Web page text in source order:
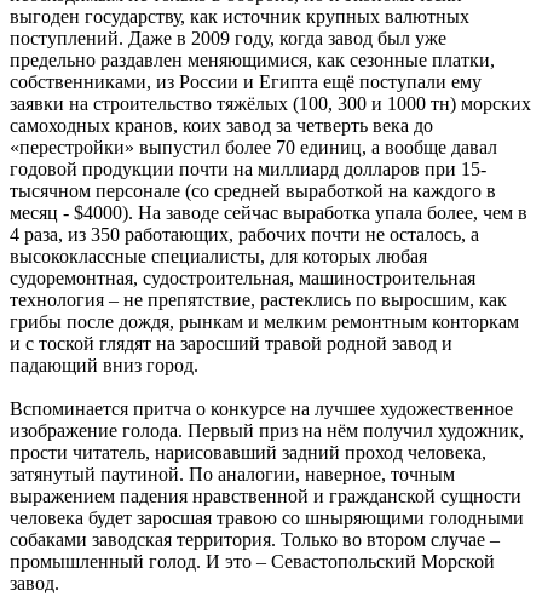
выгоден государству, как источник крупных валютных
поступлений. Даже в 2009 году, когда завод был уже
предельно раздавлен меняющимися, как сезонные платки,
собственниками, из России и Египта ещё поступали ему
заявки на строительство тяжёлых (100, 300 и 1000 тн) морских
самоходных кранов, коих завод за четверть века до
«перестройки» выпустил более 70 единиц, а вообще давал
годовой продукции почти на миллиард долларов при 15-
тысячном персонале (со средней выработкой на каждого в
месяц - $4000). На заводе сейчас выработка упала более, чем в
4 раза, из 350 работающих, рабочих почти не осталось, а
высококлассные специалисты, для которых любая
судоремонтная, судостроительная, машиностроительная
технология – не препятствие, растеклись по выросшим, как
грибы после дождя, рынкам и мелким ремонтным конторкам
и с тоской глядят на заросший травой родной завод и
падающий вниз город.
Вспоминается притча о конкурсе на лучшее художественное
изображение голода. Первый приз на нём получил художник,
прости читатель, нарисовавший задний проход человека,
затянутый паутиной. По аналогии, наверное, точным
выражением падения нравственной и гражданской сущности
человека будет заросшая травою со шныряющими голодными
собаками заводская территория. Только во втором случае –
промышленный голод. И это – Севастопольский Морской
завод.